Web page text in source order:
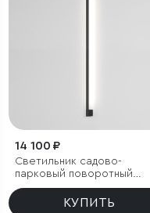
14 100 ₽
Светильник садово-
парковый поворотный
Argos 12W 4000K черный
КУПИТЬ